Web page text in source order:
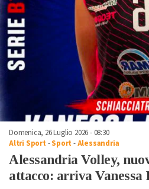
Domenica, 26 Luglio 2026 - 08:30
Altri Sport -Sport -Alessandria
Alessandria Volley,
attacco: arriva Vanessa